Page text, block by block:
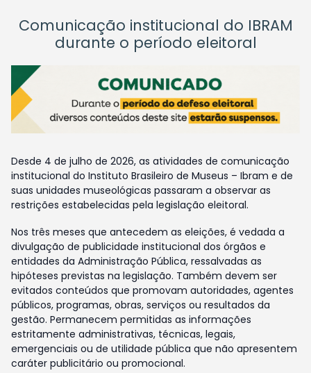
Comunicação institucional do IBRAM
durante o período eleitoral
Desde 4 de julho de 2026, as atividades de comunicação
institucional do Instituto Brasileiro de Museus – Ibram e de
suas unidades museológicas passaram a observar as
restrições estabelecidas pela legislação eleitoral.
Nos três meses que antecedem as eleições, é vedada a
divulgação de publicidade institucional dos órgãos e
entidades da Administração Pública, ressalvadas as
hipóteses previstas na legislação. Também devem ser
evitados conteúdos que promovam autoridades, agentes
públicos, programas, obras, serviços ou resultados da
gestão. Permanecem permitidas as informações
estritamente administrativas, técnicas, legais,
emergenciais ou de utilidade pública que não apresentem
caráter publicitário ou promocional.